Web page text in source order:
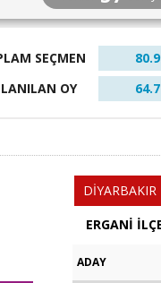
SEÇMEN
OY
DİYARBAKIR
ERGANİ
ADAY